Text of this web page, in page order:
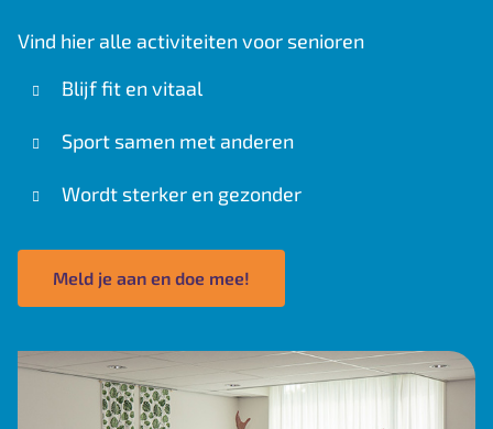
Vind hier alle activiteiten voor senioren
Blijf fit en vitaal
Sport samen met anderen
Wordt sterker en gezonder
Meld je aan en doe mee!